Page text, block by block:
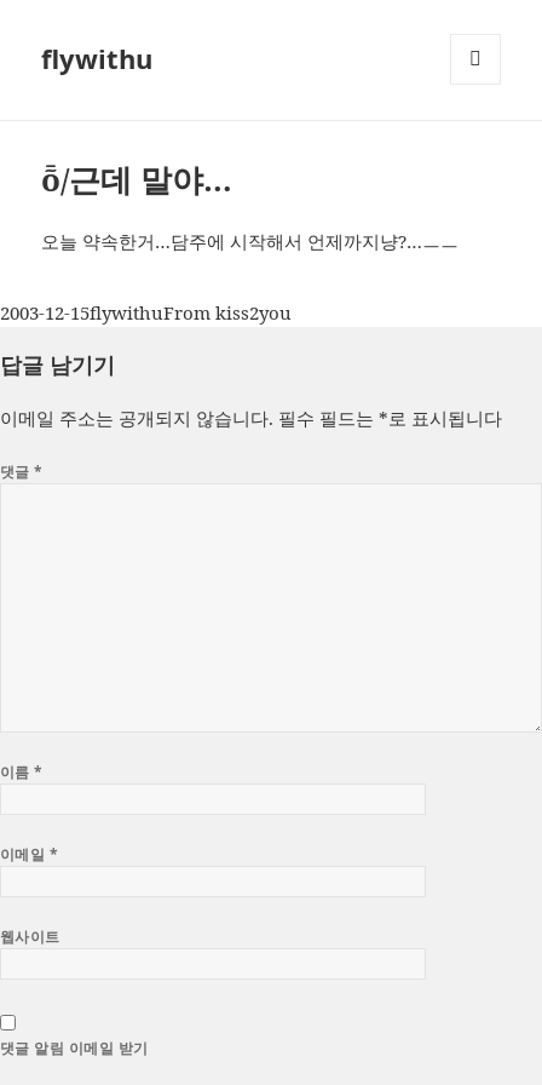
flywithu
ȭ/근데 말야…
오늘 약속한거…담주에 시작해서 언제까지냥?…ㅡㅡ
작
일
2003-12-15글
이
flywithu카
From kiss2you
답글 남기기
이메일 주소는 공개되지 않습니다. 필수 필드는 *로 표시됩니다
댓글*
이름*
이메일 *
웹사이트
댓글 알림 이메일 받기